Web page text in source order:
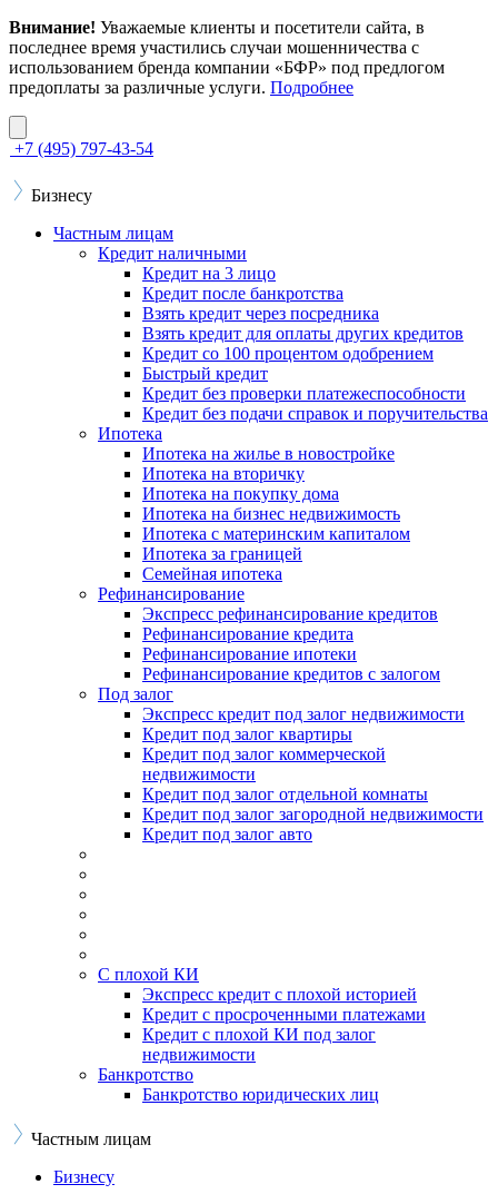
Внимание! Уважаемые клиенты и посетители сайта, в
последнее время участились случаи мошенничества с
использованием бренда компании «БФР» под предлогом
предоплаты за различные услуги. Подробнее
+7 (495) 797-43-54
Бизнесу
Частным лицам
Кредит наличными
Кредит на 3 лицо
Кредит после банкротства
Взять кредит через посредника
Взять кредит для оплаты других кредитов
Кредит со 100 процентом одобрением
Быстрый кредит
Кредит без проверки платежеспособности
Кредит без подачи справок и поручительства
Ипотека
Ипотека на жилье в новостройке
Ипотека на вторичку
Ипотека на покупку дома
Ипотека на бизнес недвижимость
Ипотека с материнским капиталом
Ипотека за границей
Семейная ипотека
Рефинансирование
Экспресс рефинансирование кредитов
Рефинансирование кредита
Рефинансирование ипотеки
Рефинансирование кредитов с залогом
Под залог
Экспресс кредит под залог недвижимости
Кредит под залог квартиры
Кредит под залог коммерческой
недвижимости
Кредит под залог отдельной комнаты
Кредит под залог загородной недвижимости
Кредит под залог авто
С плохой КИ
Экспресс кредит с плохой историей
Кредит с просроченными платежами
Кредит с плохой КИ под залог
недвижимости
Банкротство
Банкротство юридических лиц
Частным лицам
Бизнесу